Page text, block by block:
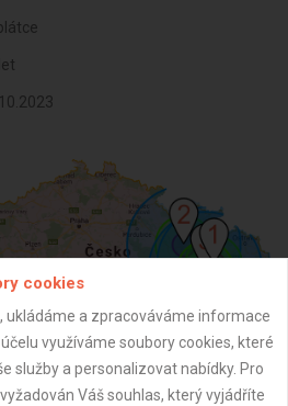
cookies
ukládáme a zpracováváme informace
využíváme soubory cookies, které
služby a personalizovat nabídky. Pro
Váš souhlas, který vyjádříte